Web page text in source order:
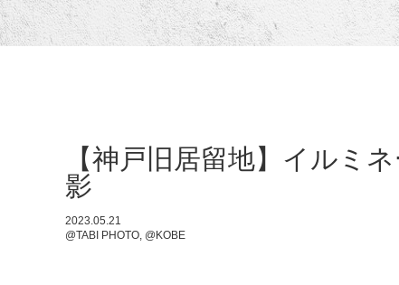
【神戸旧居留地】イルミ
影
2023.05.21
@TABI PHOTO, @KOBE